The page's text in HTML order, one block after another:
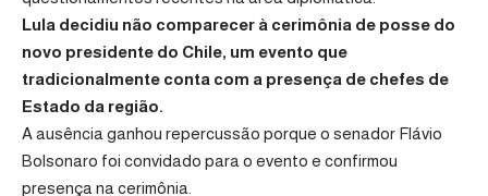
Lula decidiu não comparecer à cerimônia de posse do
novo presidente do Chile, um evento que
tradicionalmente conta com a presença de chefes de
Estado da região.
A ausência ganhou repercussão porque o senador Flávio
Bolsonaro foi convidado para o evento e confirmou
presença na cerimônia.